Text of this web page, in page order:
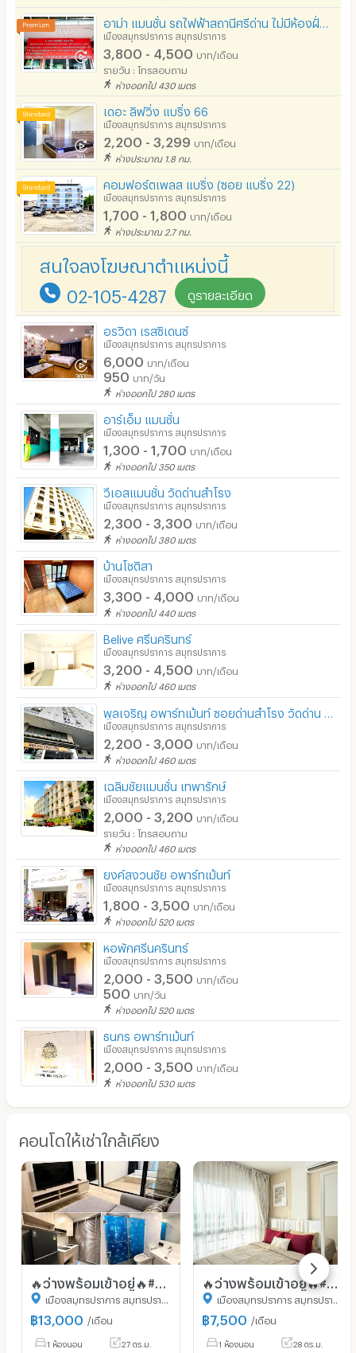
เมืองสมุทรปราการ สมุทรปราการ
3,800 - 4,500 บาท/เดือน
รายวัน : โทรสอบถาม
ห่างออกไป 430 เมตร
เดอะ ลิฟวิ่ง แบริ่ง 66
เมืองสมุทรปราการ สมุทรปราการ
2,200 - 3,299 บาท/เดือน
ห่างประมาณ 1.8 กม.
คอมฟอร์ตเพลส แบริ่ง (ซอย แบริ่ง 22)
เมืองสมุทรปราการ สมุทรปราการ
1,700 - 1,800 บาท/เดือน
ห่างประมาณ 2.7 กม.
สนใจลงโฆษณาตำแหน่งนี้
02-105-4287 ดูรายละเอียด
อรวิดา เรสซิเดนซ์
เมืองสมุทรปราการ สมุทรปราการ
6,000 บาท/เดือน
950 บาท/วัน
ห่างออกไป 280 เมตร
อาร์เอ็ม แมนชั่น
เมืองสมุทรปราการ สมุทรปราการ
1,300 - 1,700 บาท/เดือน
ห่างออกไป 350 เมตร
วีเอสแมนชั่น วัดด่านสำโรง
เมืองสมุทรปราการ สมุทรปราการ
2,300 - 3,300 บาท/เดือน
ห่างออกไป 380 เมตร
บ้านโชติสา
เมืองสมุทรปราการ สมุทรปราการ
3,300 - 4,000 บาท/เดือน
ห่างออกไป 440 เมตร
Belive ศรีนครินทร์
เมืองสมุทรปราการ สมุทรปราการ
3,200 - 4,500 บาท/เดือน
ห่างออกไป 460 เมตร
เมืองสมุทรปราการ สมุทรปราการ
2,200 - 3,000 บาท/เดือน
ห่างออกไป 460 เมตร
เฉลิมชัยแมนชั่น เทพารักษ์
เมืองสมุทรปราการ สมุทรปราการ
2,000 - 3,200 บาท/เดือน
รายวัน : โทรสอบถาม
ห่างออกไป 460 เมตร
ยงค์สงวนชัย อพาร์ทเม้นท์
เมืองสมุทรปราการ สมุทรปราการ
1,800 - 3,500 บาท/เดือน
ห่างออกไป 520 เมตร
หอพักศรีนครินทร์
เมืองสมุทรปราการ สมุทรปราการ
2,000 - 3,500 บาท/เดือน
500 บาท/วัน
ห่างออกไป 520 เมตร
ธนกร อพาร์ทเม้นท์
เมืองสมุทรปราการ สมุทรปราการ
2,000 - 3,500 บาท/เดือน
ห่างออกไป 530 เมตร
คอนโดให้เช่าใกล้เคียง
฿13,000 /เดือน
1 ห้องนอน 27 ตร.ม.
🔥ว่างพร้อมเข้าอยู่🔥#NOP1874 The Kith สุขุมวิท 113 ✅แอดไลน์นัดชมห้อง🌸
฿7,500 /เดือน
1 ห้องนอน 28 ตร.ม.